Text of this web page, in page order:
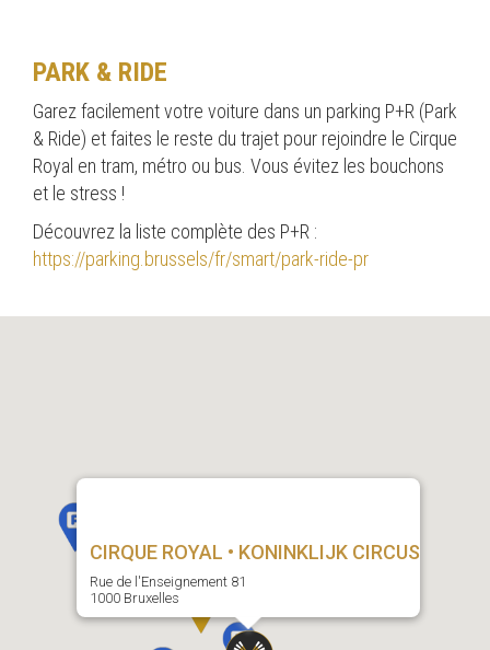
PARK & RIDE
Garez facilement votre voiture dans un parking P+R (Park
& Ride) et faites le reste du trajet pour rejoindre le Cirque
Royal en tram, métro ou bus. Vous évitez les bouchons
et le stress !
Découvrez la liste complète des P+R :
https://parking.brussels/fr/smart/park-ride-pr
CIRQUE ROYAL • KONINKLIJK CIRCUS
Rue de l'Enseignement 81
1000 Bruxelles